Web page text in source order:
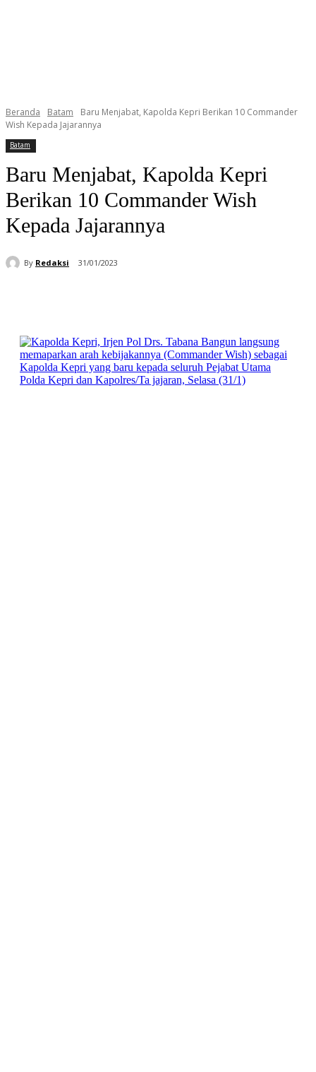
Beranda Batam
Baru Menjabat, Kapolda Kepri Berikan 10 Commander
Wish Kepada Jajarannya
Batam
Baru Menjabat, Kapolda Kepri
Berikan 10 Commander Wish
Kepada Jajarannya
By Redaksi 31/01/2023